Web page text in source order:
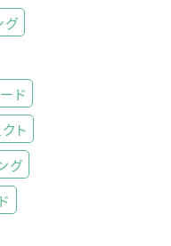
グ
ド
ト
グ